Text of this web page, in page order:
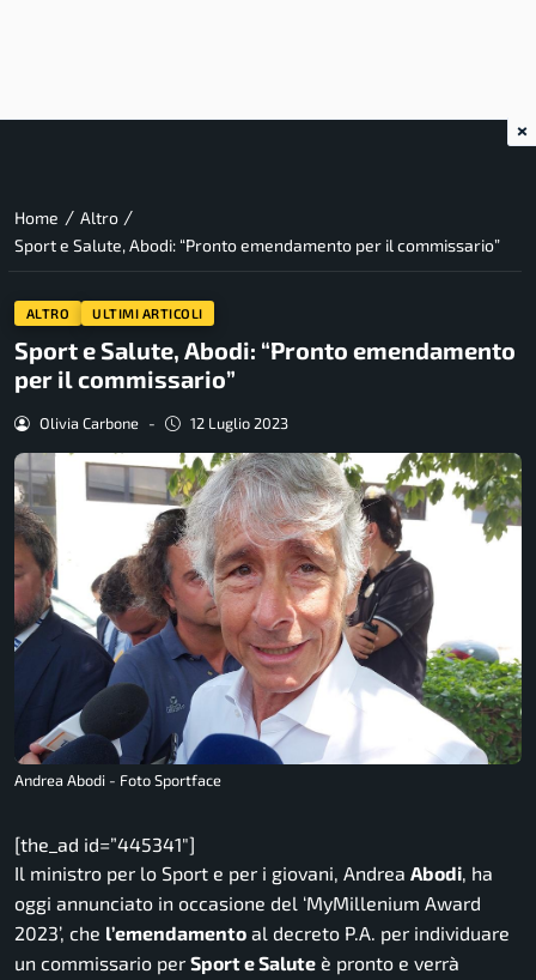
Home / Altro /
Sport e Salute, Abodi: “Pronto emendamento per il commissario”
ALTRO ULTIMI ARTICOLI
Sport e Salute, Abodi: “Pronto emendamento
per il commissario”
Olivia Carbone - 12 Luglio 2023
Andrea Abodi - Foto Sportface
[the_ad id=”445341″]
Il ministro per lo Sport e per i giovani, Andrea Abodi, ha
oggi annunciato in occasione del ‘MyMillenium Award
2023’, che l’emendamento al decreto P.A. per individuare
un commissario per Sport e Salute è pronto e verrà
×